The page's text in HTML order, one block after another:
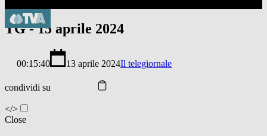
TG - 15 aprile 2024
00:15:40 13 aprile 2024Il telegiornale
condividi su
</>
Close